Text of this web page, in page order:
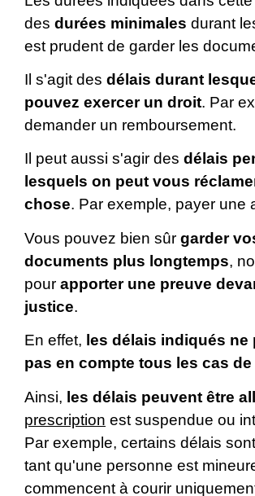
des durées minimales durant
est prudent de garder les
Il s'agit des délais durant
pouvez exercer un droit. Par
demander un remboursement.
Il peut aussi s'agir des délais
lesquels on peut vous
chose. Par exemple, payer une
Vous pouvez bien sûr garder
documents plus longtemps,
pour apporter une preuve
justice.
En effet, les délais indiqués ne
pas en compte tous les cas
Ainsi, les délais peuvent être
prescription est suspendue ou
Par exemple, certains délais
tant qu'une personne est
commencent à courir